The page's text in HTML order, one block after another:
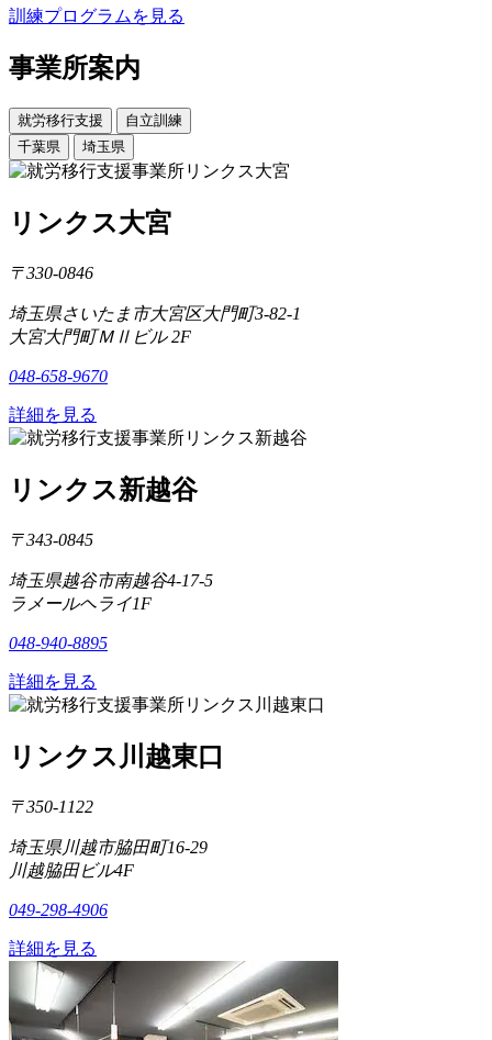
訓練プログラムを見る
事業所案内
就労移行支援
自立訓練
千葉県
埼玉県
リンクス大宮
〒330-0846
埼玉県さいたま市大宮区大門町3-82-1
大宮大門町ＭⅡビル 2F
048-658-9670
詳細を見る
リンクス新越谷
〒343-0845
埼玉県越谷市南越谷4-17-5
ラメールヘライ1F
048-940-8895
詳細を見る
リンクス川越東口
〒350-1122
埼玉県川越市脇田町16-29
川越脇田ビル4F
049-298-4906
詳細を見る